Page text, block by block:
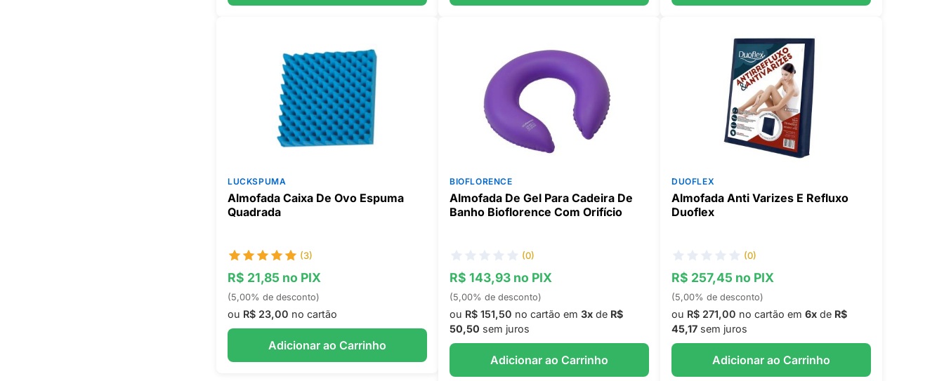
LUCKSPUMA
Almofada Caixa De Ovo Espuma
Quadrada
(3)
R$ 21,85 no PIX
(5,00% de desconto)
ou R$ 23,00 no cartão
Adicionar ao Carrinho
BIOFLORENCE
Almofada De Gel Para Cadeira De
Banho Bioflorence Com Orifício
(0)
R$ 143,93 no PIX
(5,00% de desconto)
ou R$ 151,50 no cartão em 3xde R$
50,50 sem juros
Adicionar ao Carrinho
DUOFLEX
Almofada Anti Varizes E Refluxo
Duoflex
(0)
R$ 257,45 no PIX
(5,00% de desconto)
ou R$ 271,00 no cartão em 6xde R$
45,17sem juros
Adicionar ao Carrinho